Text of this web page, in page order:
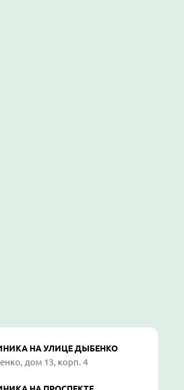
НА УЛИЦЕ ДЫБЕНКО
дом 13, корп. 4